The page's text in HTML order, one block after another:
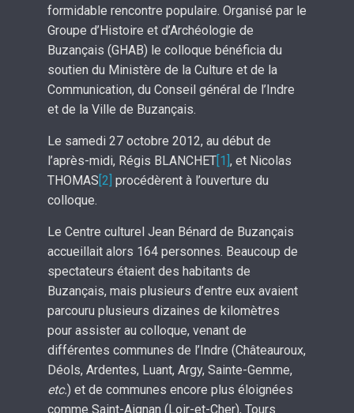
formidable rencontre populaire. Organisé par le
Groupe d’Histoire et d’Archéologie de
Buzançais (GHAB) le colloque bénéficia du
soutien du Ministère de la Culture et de la
Communication, du Conseil général de l’Indre
et de la Ville de Buzançais.
Le samedi 27 octobre 2012, au début de
l’après-midi, Régis BLANCHET [1] , et Nicolas
THOMAS [2] procédèrent à l’ouverture du
colloque.
Le Centre culturel Jean Bénard de Buzançais
accueillait alors 164 personnes. Beaucoup de
spectateurs étaient des habitants de
Buzançais, mais plusieurs d’entre eux avaient
parcouru plusieurs dizaines de kilomètres
pour assister au colloque, venant de
différentes communes de l’Indre (Châteauroux,
Déols, Ardentes, Luant, Argy, Sainte-Gemme,
etc.) et de communes encore plus éloignées
comme Saint-Aignan (Loir-et-Cher), Tours